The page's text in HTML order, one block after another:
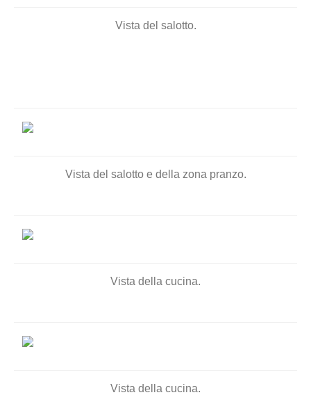
Vista del salotto.
Vista del salotto e della zona pranzo.
Vista della cucina.
Vista della cucina.